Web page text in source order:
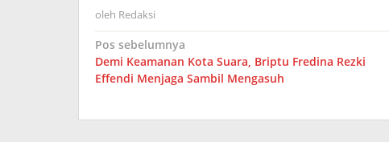
oleh Redaksi
Navigasi
pos
Pos sebelumnya
Demi Keamanan Kota Suara, Briptu Fredina Rezki
Effendi Menjaga Sambil Mengasuh